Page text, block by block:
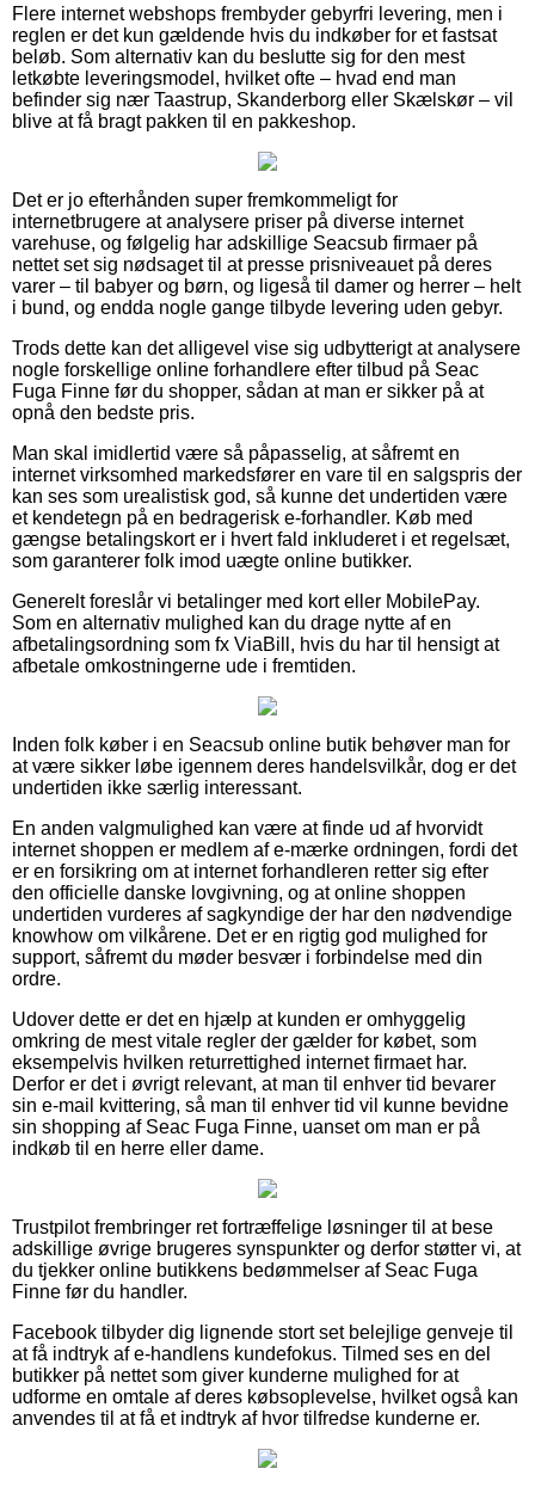
Flere internet webshops frembyder gebyrfri levering, men i
reglen er det kun gældende hvis du indkøber for et fastsat
beløb. Som alternativ kan du beslutte sig for den mest
letkøbte leveringsmodel, hvilket ofte – hvad end man
befinder sig nær Taastrup, Skanderborg eller Skælskør – vil
blive at få bragt pakken til en pakkeshop.
Det er jo efterhånden super fremkommeligt for
internetbrugere at analysere priser på diverse internet
varehuse, og følgelig har adskillige Seacsub firmaer på
nettet set sig nødsaget til at presse prisniveauet på deres
varer – til babyer og børn, og ligeså til damer og herrer – helt
i bund, og endda nogle gange tilbyde levering uden gebyr.
Trods dette kan det alligevel vise sig udbytterigt at analysere
nogle forskellige online forhandlere efter tilbud på Seac
Fuga Finne før du shopper, sådan at man er sikker på at
opnå den bedste pris.
Man skal imidlertid være så påpasselig, at såfremt en
internet virksomhed markedsfører en vare til en salgspris der
kan ses som urealistisk god, så kunne det undertiden være
et kendetegn på en bedragerisk e-forhandler. Køb med
gængse betalingskort er i hvert fald inkluderet i et regelsæt,
som garanterer folk imod uægte online butikker.
Generelt foreslår vi betalinger med kort eller MobilePay.
Som en alternativ mulighed kan du drage nytte af en
afbetalingsordning som fx ViaBill, hvis du har til hensigt at
afbetale omkostningerne ude i fremtiden.
Inden folk køber i en Seacsub online butik behøver man for
at være sikker løbe igennem deres handelsvilkår, dog er det
undertiden ikke særlig interessant.
En anden valgmulighed kan være at finde ud af hvorvidt
internet shoppen er medlem af e-mærke ordningen, fordi det
er en forsikring om at internet forhandleren retter sig efter
den officielle danske lovgivning, og at online shoppen
undertiden vurderes af sagkyndige der har den nødvendige
knowhow om vilkårene. Det er en rigtig god mulighed for
support, såfremt du møder besvær i forbindelse med din
ordre.
Udover dette er det en hjælp at kunden er omhyggelig
omkring de mest vitale regler der gælder for købet, som
eksempelvis hvilken returrettighed internet firmaet har.
Derfor er det i øvrigt relevant, at man til enhver tid bevarer
sin e-mail kvittering, så man til enhver tid vil kunne bevidne
sin shopping af Seac Fuga Finne, uanset om man er på
indkøb til en herre eller dame.
Trustpilot frembringer ret fortræffelige løsninger til at bese
adskillige øvrige brugeres synspunkter og derfor støtter vi, at
du tjekker online butikkens bedømmelser af Seac Fuga
Finne før du handler.
Facebook tilbyder dig lignende stort set belejlige genveje til
at få indtryk af e-handlens kundefokus. Tilmed ses en del
butikker på nettet som giver kunderne mulighed for at
udforme en omtale af deres købsoplevelse, hvilket også kan
anvendes til at få et indtryk af hvor tilfredse kunderne er.